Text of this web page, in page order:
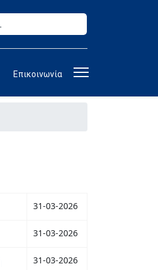
Επικοινωνία
31-03-2026
31-03-2026
31-03-2026